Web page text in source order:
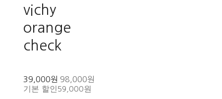
vichy
orange
check
39,000원 98,000원
기본 할인 59,000원